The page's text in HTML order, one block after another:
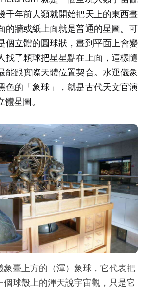
千年前人類就開始把天上的東西畫
的牆或紙上面就是普通的星圖。可
個立體的圓球狀，畫到平面上會變
找了顆球把星星點在上面，這樣隨
能跟實際天體位置契合。水運儀象
色的「象球」，就是古代天文官演
星圖。
象臺上方的（渾）象球，它代表把
個球殼上的渾天說宇宙觀，只是它